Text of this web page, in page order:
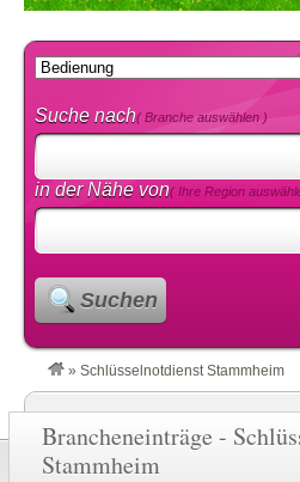
Suche nach( Branche auswählen )
in der Nähe von( Ihre Region
Suchen
» Schlüsselnotdienst Stammheim
Brancheneinträge -
Stammheim